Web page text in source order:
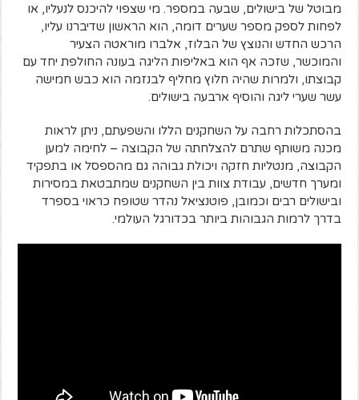
מבוטל של בישולים, שבעה במספר. מי שצפוי להיכנס לנעליו, או
לפחות לספק מספר שערים דומה, הוא הראשון שדיברנו עליו,
הרכש החדש והנוצץ של הבלוז, אלברו מוראטה הצעיר
והמוכשר, שזכה אף הוא באליפות הליגה בעונה החולפת יחד עם
קבוצתו, ולמרות שהיה חלוץ מחליף לבנזמה הוא כבש חמישה
עשר שערי ליגה והוסיף ארבעה בישולים.
בהסתכלות רחבה על השחקנים הללו והשפעתם, ניתן לראות
מכנה משותף שתרם להצלחתה של הקבוצה – לחימה למען
הקבוצה, מנטליות חזקה ויכולת גבוהה גם מהספסל או בתפקיד
ומערך חדשים, עבודת צוות בין השחקנים שמתבטאת במסירות
ובישולים רבים וכמובן, פוטנציאל נהדר שטופח כראוי בספרד
בדרך לרמות הגבוהות ביותר בכדורגל העולמי.